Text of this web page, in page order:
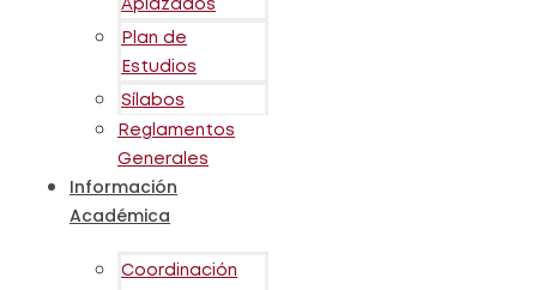
Aplazados
Plan de
Estudios
Sílabos
Reglamentos
Generales
Información
Académica
Coordinación